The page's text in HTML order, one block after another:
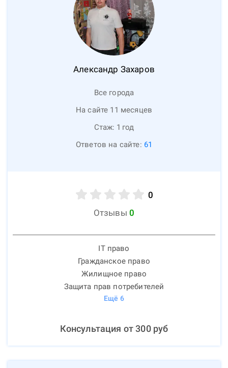
Александр Захаров
Все города
На сайте 11 месяцев
Стаж: 1 год
Ответов на сайте: 61
0
Отзывы 0
IT право
Гражданское право
Жилищное право
Защита прав потребителей
Ещё 6
Консультация от300руб